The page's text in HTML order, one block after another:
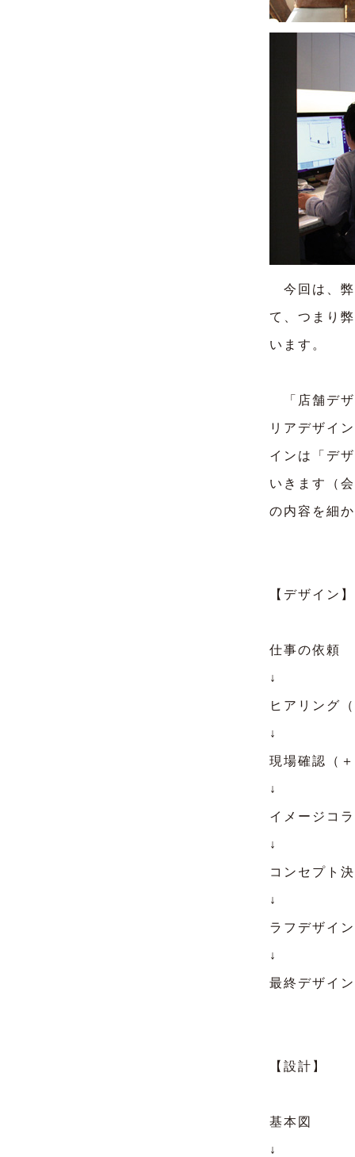
今回は、弊
て、つまり
います。
「店舗デザ
リアデザイ
インは「デ
いきます（
の内容を細
【デザイン】
仕事の依頼
↓
ヒアリング
↓
現場確認（
↓
イメージコ
↓
コンセプト
↓
ラフデザイ
↓
最終デザイ
【設計】
基本図
↓